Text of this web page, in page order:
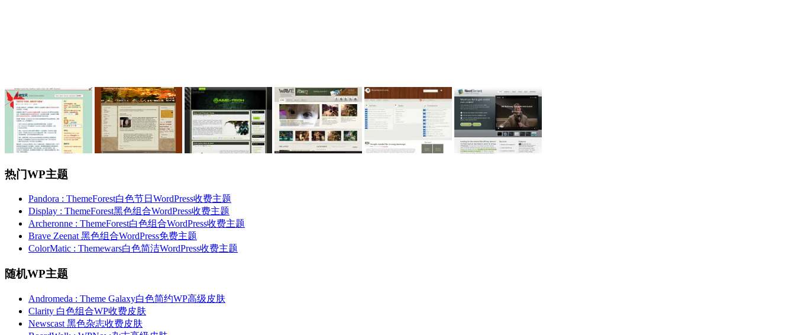
热门WP主题
Pandora : ThemeForest白色节日WordPress收费主题
Display : ThemeForest黑色组合WordPress收费主题
Archeronne : ThemeForest白色组合WordPress收费主题
Brave Zeenat 黑色组合WordPress免费主题
ColorMatic : Themewars白色简洁WordPress收费主题
随机WP主题
Andromeda : Theme Galaxy白色简约WP高级皮肤
Clarity 白色组合WP收费皮肤
Newscast 黑色杂志收费皮肤